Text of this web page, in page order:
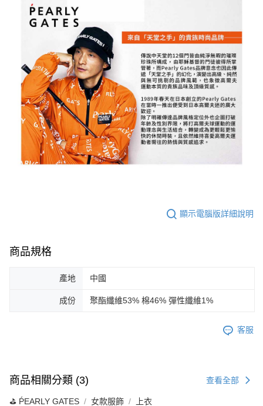
顯示電腦版詳細說明
商品規格
產地 中國
成份 聚酯纖維53% 棉46% 彈性纖維1%
客服
商品相關分類 (3) 查看全部
⛳️ ṔEARLY GATES 女款服飾 上衣